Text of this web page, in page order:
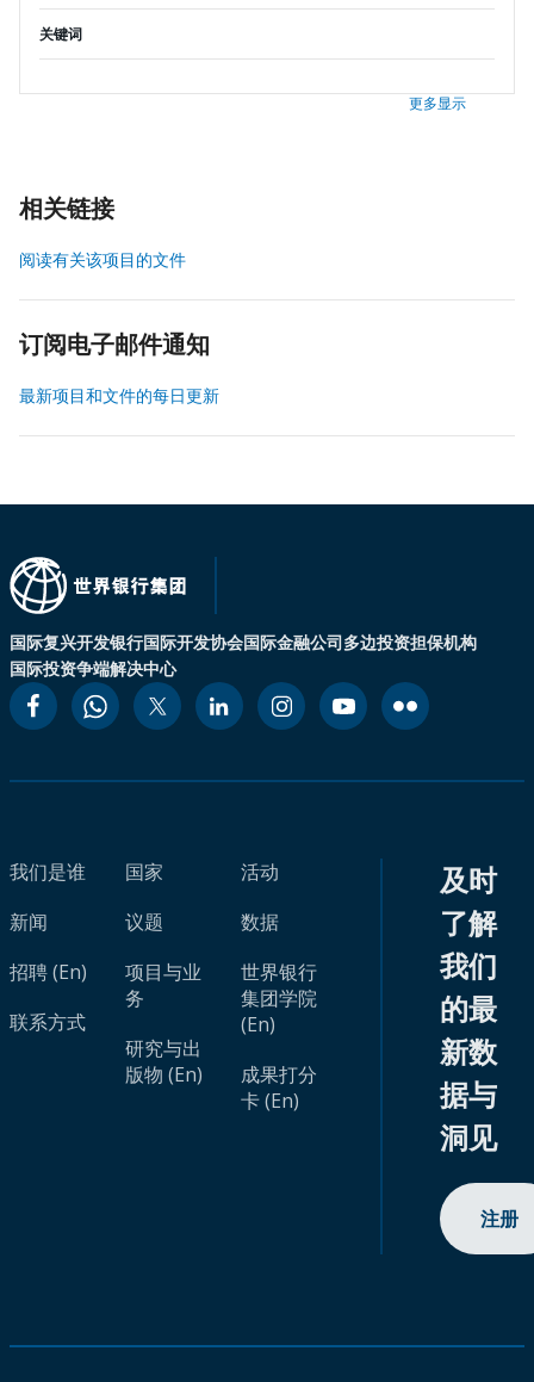
关键词
更多显示
相关链接
阅读有关该项目的文件
订阅电子邮件通知
最新项目和文件的每日更新
国际复兴开发银行国际开发协会国际金融公司多边投资担保机构
国际投资争端解决中心
我们是谁
新闻
招聘 (En)
联系方式
国家
议题
项目与业
务
研究与出
版物 (En)
活动
数据
世界银行
集团学院
(En)
成果打分
卡 (En)
及时
了解
我们
的最
新数
据与
洞见
注册